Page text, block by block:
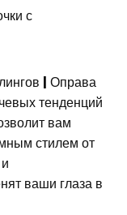
с
| Оправа
тенденций
вам
стилем от
ваши глаза в